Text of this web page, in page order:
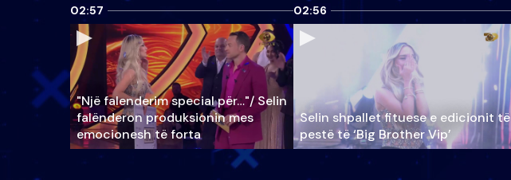
02:57
"Një falenderim special për…"/ Selin
falënderon produksionin mes
emocionesh të forta
02:56
Selin shpallet fituese e edicionit të
pestë të ‘Big Brother Vip’